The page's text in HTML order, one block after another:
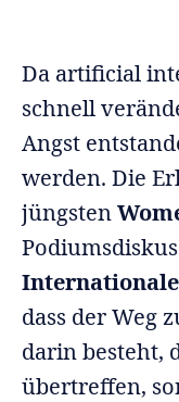
Da artificial
schnell
Angst
werden. Die
jüngsten
dass der Weg
darin besteht,
übertreffen,